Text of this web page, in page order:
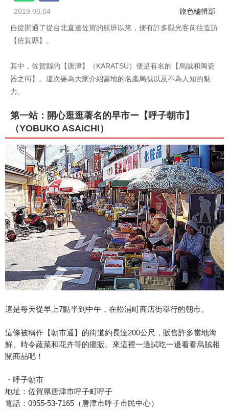
2019.08.04
旅色編輯部
自從開通了從台北直達佐賀的航班以來，便有許多觀光客前往造訪
【佐賀縣】。
其中，佐賀縣的【唐津】（KARATSU）便是有名的【烏賊和陶瓷
器之街】。這次要為大家介紹當地的名產烏賊以及不為人知的魅
力。
第一站：開心逛逛著名的早市ー【呼子朝市】
（YOBUKO ASAICHI）
這是每天從早上7點半到中午，在松浦町商店街舉行的朝市。
這條被稱作【朝市通】的街道約長達200公尺，販售許多當地海
鮮、時令蔬菜和花卉等的攤販。來這裡一邊試吃一邊看看烏賊相
關商品吧！
・呼子朝市
地址：佐賀県唐津市呼子町呼子
電話：0955-53-7165（唐津市呼子市民中心）